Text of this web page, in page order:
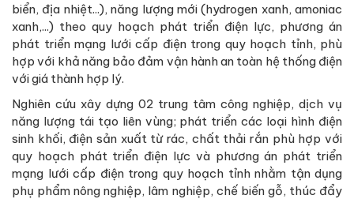
biển, địa nhiệt...), năng lượng mới (hydrogen xanh, amoniac
xanh,...) theo quy hoạch phát triển điện lực, phương án
phát triển mạng lưới cấp điện trong quy hoạch tỉnh, phù
hợp với khả năng bảo đảm vận hành an toàn hệ thống điện
với giá thành hợp lý.
Nghiên cứu xây dựng 02 trung tâm công nghiệp, dịch vụ
năng lượng tái tạo liên vùng; phát triển các loại hình điện
sinh khối, điện sản xuất từ rác, chất thải rắn phù hợp với
quy hoạch phát triển điện lực và phương án phát triển
mạng lưới cấp điện trong quy hoạch tỉnh nhằm tận dụng
phụ phẩm nông nghiệp, lâm nghiệp, chế biến gỗ, thúc đẩy